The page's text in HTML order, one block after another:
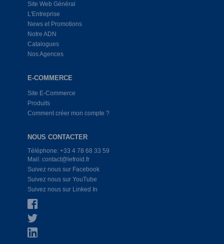
Site Web Général
L'Entreprise
News et Promotions
Notre ADN
Catalogues
Nos Agences
E-COMMERCE
Site E-Commerce
Produits
Comment créer mon compte ?
NOUS CONTACTER
Téléphone: +33 4 78 68 33 59
Mail: contact@lefroid.fr
Suivez nous sur Facebook
Suivez nous sur YouTube
Suivez nous sur Linked In